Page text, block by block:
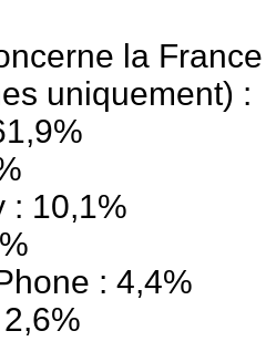
la
uniquement) :
: 10,1%
: 4,4%